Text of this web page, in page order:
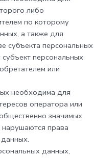
либо
по которому
а также для
субъекта персональных
персональных
или
необходима для
оператора или
значимых
нарушаются права
данных,